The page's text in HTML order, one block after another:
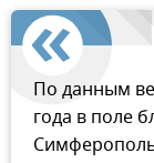
По данным
года в поле